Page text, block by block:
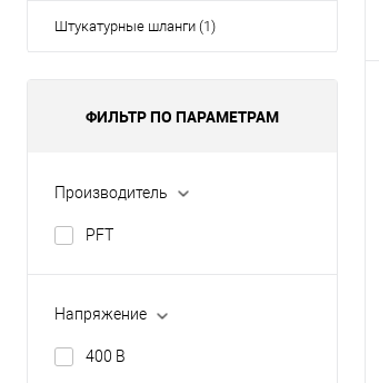
Штукатурные шланги (1)
ФИЛЬТР ПО ПАРАМЕТРАМ
Производитель
PFT
Напряжение
400 В